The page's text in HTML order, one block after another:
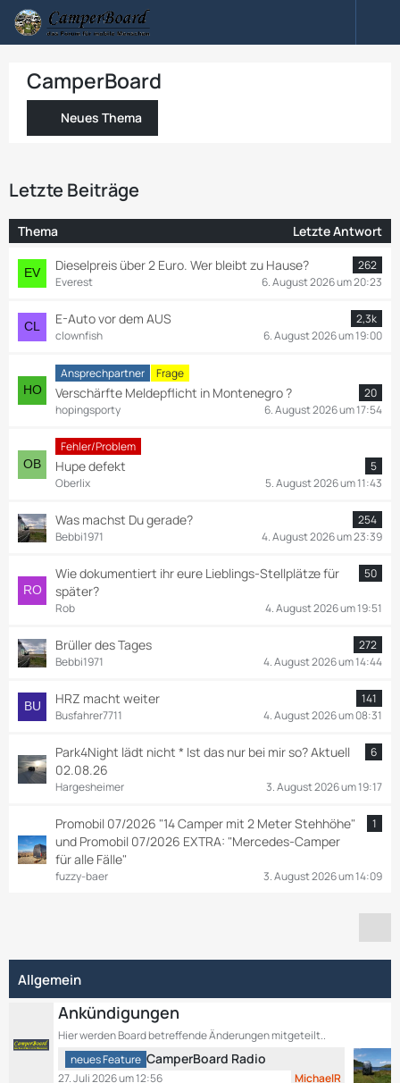
CamperBoard
Neues Thema
Letzte Beiträge
Thema
Letzte Antwort
Dieselpreis über 2 Euro. Wer bleibt zu Hause?
262
Everest
6. August 2026 um 20:23
E-Auto vor dem AUS
2,3k
clownfish
6. August 2026 um 19:00
Ansprechpartner Frage
Verschärfte Meldepflicht in Montenegro ?
20
hopingsporty
6. August 2026 um 17:54
Fehler/Problem
Hupe defekt
5
Oberlix
5. August 2026 um 11:43
Was machst Du gerade?
254
Bebbi1971
4. August 2026 um 23:39
Wie dokumentiert ihr eure Lieblings-Stellplätze für
später?
50
Rob 4. August 2026 um 19:51
Brüller des Tages
272
Bebbi1971
4. August 2026 um 14:44
HRZ macht weiter
141
Busfahrer7711
4. August 2026 um 08:31
Park4Night lädt nicht * Ist das nur bei mir so? Aktuell
02.08.26
6
Hargesheimer 3. August 2026 um 19:17
Promobil 07/2026 "14 Camper mit 2 Meter Stehhöhe"
und Promobil 07/2026 EXTRA: "Mercedes-Camper
für alle Fälle"
1
fuzzy-baer 3. August 2026 um 14:09
Allgemein
Ankündigungen
Hier werden Board betreffende Änderungen mitgeteilt..
e
neues Feature CamperBoard Radio
MichaelR
27. Juli 2026 um 12:56